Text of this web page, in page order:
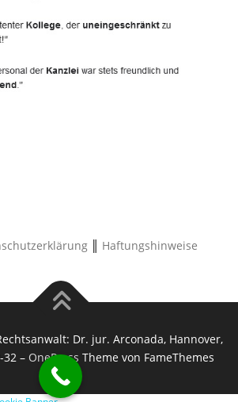
Haftungshinweise
Dr. jur. Arconada, Hannover,
32 – OnePress Theme von FameThemes